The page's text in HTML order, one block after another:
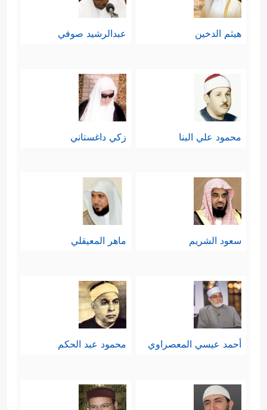
هيثم الدخين عبدالرشيد صوفي
محمود علي البنا زكي داغستاني
سعود الشريم ماهر المعيقلي
أحمد عيسي المعصراوي محمود عبد الحكم